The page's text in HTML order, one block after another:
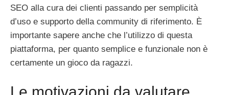
SEO alla cura dei clienti passando per semplicità
d’uso e supporto della community di riferimento. È
importante sapere anche che l’utilizzo di questa
piattaforma, per quanto semplice e funzionale non è
certamente un gioco da ragazzi.
Le motivazioni da valutare